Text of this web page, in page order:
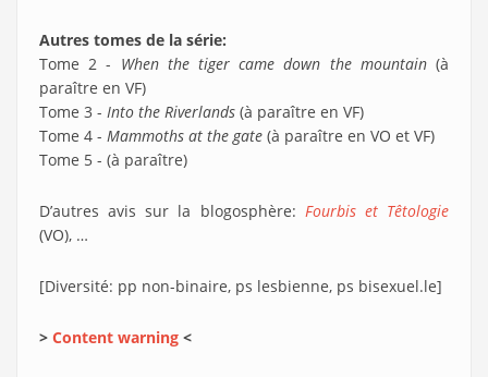
Autres tomes de la série:
Tome 2 - When the tiger came down the mountain(à
paraître en VF)
Tome 3 - Into the Riverlands (à paraître en VF)
Tome 4 - Mammoths at the gate (à paraître en VO et VF)
Tome 5 - (à paraître)
D’autres avis sur la blogosphère: Fourbis et Têtologie
(VO), …
[Diversité: pp non-binaire, ps lesbienne, ps bisexuel.le]
> Content warning <